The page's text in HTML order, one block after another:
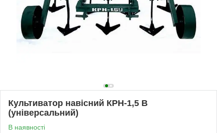
Культиватор навісний КРН-1,5 В
(універсальний)
В наявності